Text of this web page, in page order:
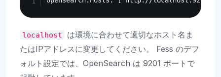
localhost
は環境に合わせて適切なホスト名ま
たはIPアドレスに変更してください。 Fess のデフ
ォルト設定では、OpenSearch は 9201 ポートで